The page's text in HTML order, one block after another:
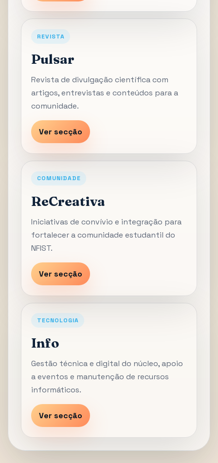
REVISTA
Pulsar
Revista de divulgação científica com
artigos, entrevistas e conteúdos para a
comunidade.
Ver secção
COMUNIDADE
ReCreativa
Iniciativas de convívio e integração para
fortalecer a comunidade estudantil do
NFIST.
Ver secção
TECNOLOGIA
Info
Gestão técnica e digital do núcleo, apoio
a eventos e manutenção de recursos
informáticos.
Ver secção